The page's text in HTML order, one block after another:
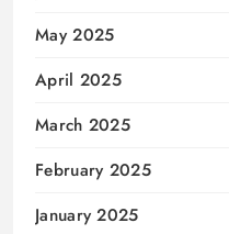
May 2025
April 2025
March 2025
February 2025
January 2025